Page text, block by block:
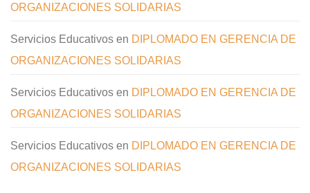
ORGANIZACIONES SOLIDARIAS
Servicios Educativos en DIPLOMADO EN GERENCIA DE
ORGANIZACIONES SOLIDARIAS
Servicios Educativos en DIPLOMADO EN GERENCIA DE
ORGANIZACIONES SOLIDARIAS
Servicios Educativos en DIPLOMADO EN GERENCIA DE
ORGANIZACIONES SOLIDARIAS